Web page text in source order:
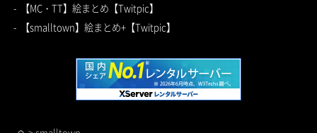
【MC・TT】絵まとめ【Twitpic】
【smalltown】絵まとめ+【Twitpic】